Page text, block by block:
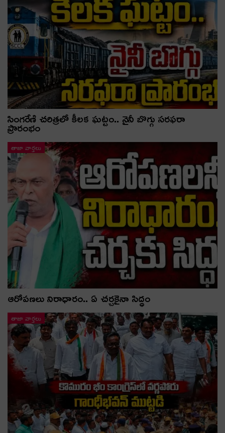
సింగరేణి చరిత్రలో కీలక ఘట్టం.. నైనీ బొగ్గు సరఫరా
ప్రారంభం
తాజా వార్తలు
ఆరోపణలు నిరాధారం.. ఏ చర్చకైనా సిద్ధం
తాజా వార్తలు